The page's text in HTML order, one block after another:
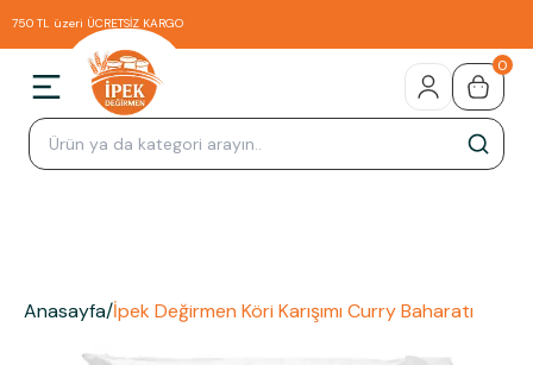
750 TL üzeri ÜCRETSİZ KARGO
0
Anasayfa/İpek Değirmen Köri Karışımı Curry Baharatı